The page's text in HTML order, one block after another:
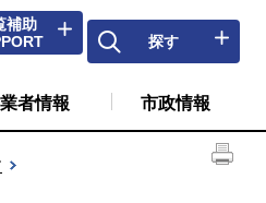
補助
探す
者情報 市政情報